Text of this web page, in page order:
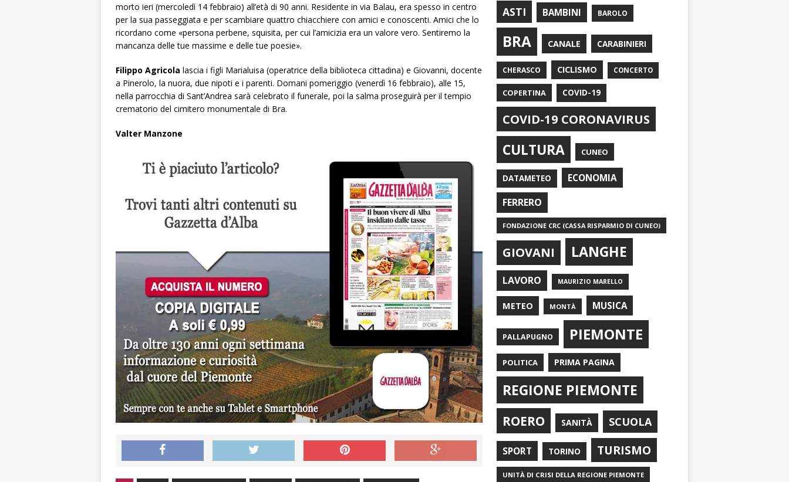
morto ieri (mercoledì 14 febbraio) all’età di 90 anni. Residente in via Balau, era spesso in centro
per la sua passeggiata e per scambiare quattro chiacchiere con amici e conoscenti. Amici che lo
ricordano come «persona perbene, squisita, per cui l’amicizia era un valore vero. Sentiremo la
mancanza delle tue massime e delle tue poesie».
Filippo Agricola lascia i figli Marialuisa (operatrice della biblioteca cittadina) e Giovanni, docente
a Pinerolo, la nuora, due nipoti e i parenti. Domani pomeriggio (venerdì 16 febbraio), alle 15,
nella parrocchia di Sant’Andrea sarà celebrato il funerale, poi la salma proseguirà per il tempio
crematorio del cimitero monumentale di Bra.
Valter Manzone
ASTI
BAMBINI BAROLO
BRA CANALE CARABINIERI
CHERASCO CICLISMO CONCERTO
COPERTINA COVID-19
COVID-19 CORONAVIRUS
CULTURA CUNEO
DATAMETEO ECONOMIA
FERRERO
FONDAZIONE CRC (CASSA RISPARMIO DI CUNEO)
GIOVANI LANGHE
LAVORO MAURIZIO MARELLO
METEO MONTÀ MUSICA
PALLAPUGNO PIEMONTE
POLITICA PRIMA PAGINA
REGIONE PIEMONTE
ROERO SANITÀ SCUOLA
SPORT TORINO TURISMO
UNITÀ DI CRISI DELLA REGIONE PIEMONTE